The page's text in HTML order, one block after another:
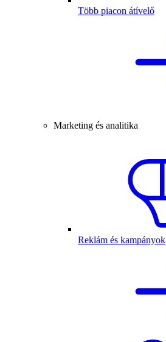
Több piacon átívelő
Marketing és analitika
Reklám és kampányok